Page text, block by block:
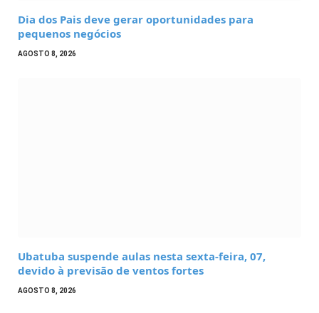
Dia dos Pais deve gerar oportunidades para
pequenos negócios
AGOSTO 8, 2026
Ubatuba suspende aulas nesta sexta-feira, 07,
devido à previsão de ventos fortes
AGOSTO 8, 2026